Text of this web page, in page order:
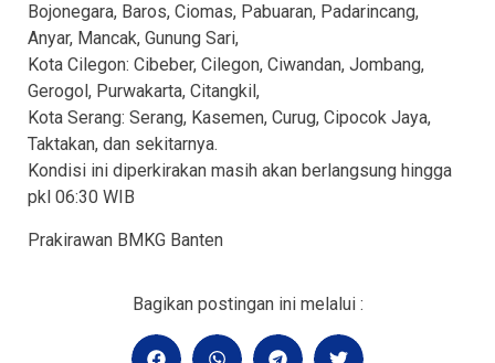
Bojonegara, Baros, Ciomas, Pabuaran, Padarincang,
Anyar, Mancak, Gunung Sari,
Kota Cilegon: Cibeber, Cilegon, Ciwandan, Jombang,
Gerogol, Purwakarta, Citangkil,
Kota Serang: Serang, Kasemen, Curug, Cipocok Jaya,
Taktakan, dan sekitarnya.
Kondisi ini diperkirakan masih akan berlangsung hingga
pkl 06:30 WIB
Prakirawan BMKG Banten
Bagikan postingan ini melalui :